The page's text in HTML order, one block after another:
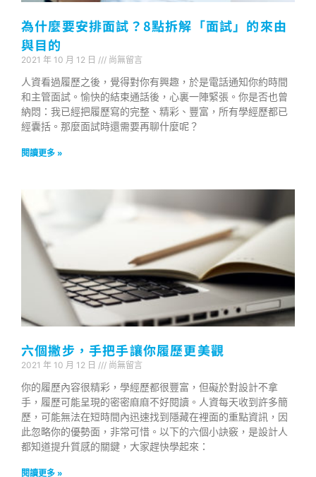
為什麼要安排面試？8點拆解「面試」的來由
與目的
2021 年 10 月 12 日 尚無留言
人資看過履歷之後，覺得對你有興趣，於是電話通知你約時間
和主管面試。愉快的結束通話後，心裏一陣緊張。你是否也曾
納悶：我已經把履歷寫的完整、精彩、豐富，所有學經歷都已
經囊括。那麼面試時還需要再聊什麼呢？
閱讀更多 »
六個撇步，手把手讓你履歷更美觀
2021 年 10 月 12 日 尚無留言
你的履歷內容很精彩，學經歷都很豐富，但礙於對設計不拿
手，履歷可能呈現的密密麻麻不好閱讀。人資每天收到許多簡
歷，可能無法在短時間內迅速找到隱藏在裡面的重點資訊，因
此忽略你的優勢面，非常可惜。以下的六個小訣竅，是設計人
都知道提升質感的關鍵，大家趕快學起來：
閱讀更多 »